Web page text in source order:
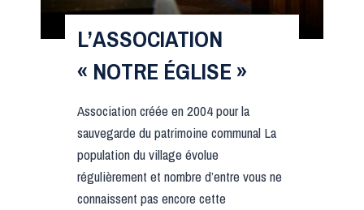
L’ASSOCIATION
« NOTRE ÉGLISE »
Association créée en 2004 pour la
sauvegarde du patrimoine communal La
population du village évolue
régulièrement et nombre d’entre vous ne
connaissent pas encore cette